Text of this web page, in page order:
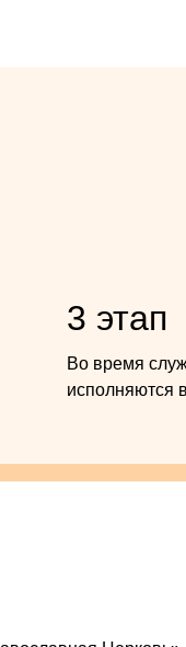
3 этап
Во время
исполняются